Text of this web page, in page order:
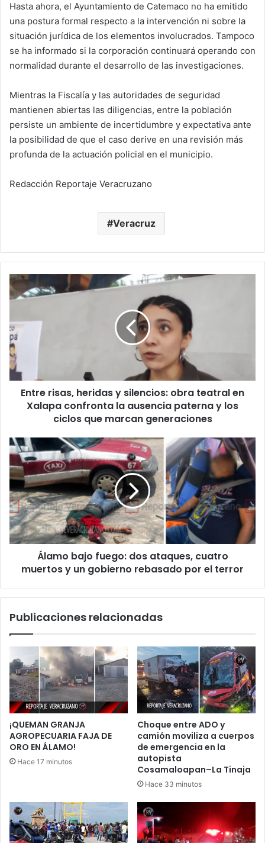
Hasta ahora, el Ayuntamiento de Catemaco no ha emitido
una postura formal respecto a la intervención ni sobre la
situación jurídica de los elementos involucrados. Tampoco
se ha informado si la corporación continuará operando con
normalidad durante el desarrollo de las investigaciones.
Mientras la Fiscalía y las autoridades de seguridad
mantienen abiertas las diligencias, entre la población
persiste un ambiente de incertidumbre y expectativa ante
la posibilidad de que el caso derive en una revisión más
profunda de la actuación policial en el municipio.
Redacción Reportaje Veracruzano
Veracruz
Entre
risas,
silencios:
obra
teatral
en
Xalapa
confronta
y
los
ciclos
que
marcan
generaciones
Entre risas, heridas y silencios: obra teatral en
Xalapa confronta la ausencia paterna y los
ciclos que marcan generaciones
Álamo
bajo
fuego:
dos
ataques,
cuatro
muertos
y
un
gobierno
rebasado
Álamo bajo fuego: dos ataques, cuatro
muertos y un gobierno rebasado por el terror
Publicaciones relacionadas
¡QUEMAN GRANJA
AGROPECUARIA FAJA DE
ORO EN ÁLAMO!
Hace 17 minutos
Choque entre ADO y
camión moviliza a cuerpos
de emergencia en la
autopista
Cosamaloapan–La Tinaja
Hace 33 minutos